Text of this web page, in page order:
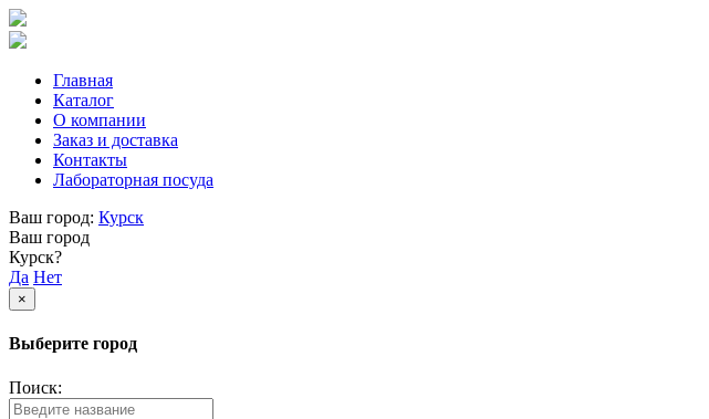
Главная
Каталог
О компании
Заказ и доставка
Контакты
Лабораторная посуда
Ваш город: Курск
Ваш город
Курск?
Да Нет
×
Выберите город
Поиск: